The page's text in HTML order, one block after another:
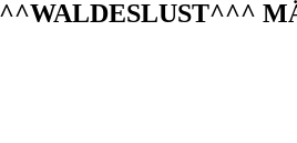
^^WALDESLUST^^^